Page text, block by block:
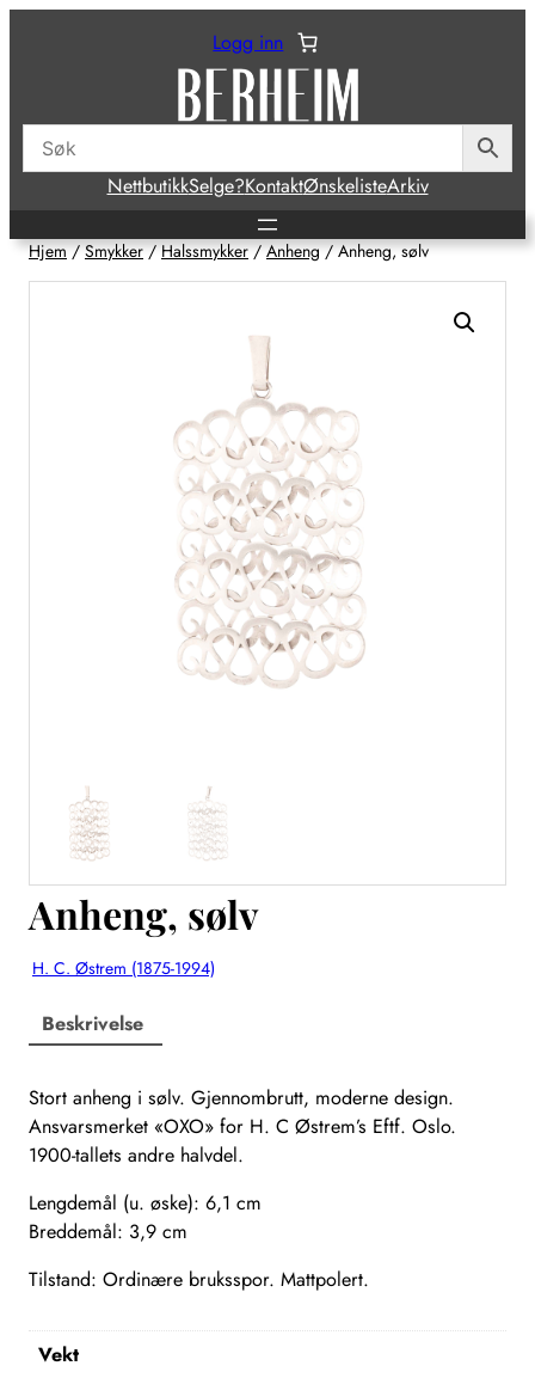
Logg inn
NettbutikkSelge?KontaktØnskelisteArkiv
Hjem/Smykker/Halssmykker/Anheng/ Anheng, sølv
Anheng, sølv
H. C. Østrem (1875-1994)
Beskrivelse
Stort anheng i sølv. Gjennombrutt, moderne design.
Ansvarsmerket «OXO» for H. C Østrem’s Eftf. Oslo.
1900-tallets andre halvdel.
Lengdemål (u. øske): 6,1 cm
Breddemål: 3,9 cm
Tilstand: Ordinære bruksspor. Mattpolert.
Vekt